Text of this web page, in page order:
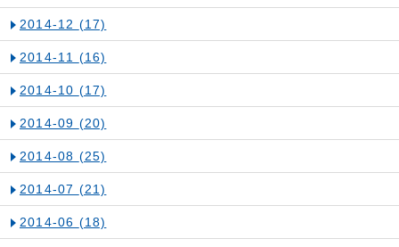
2014-12 (17)
2014-11 (16)
2014-10 (17)
2014-09 (20)
2014-08 (25)
2014-07 (21)
2014-06 (18)